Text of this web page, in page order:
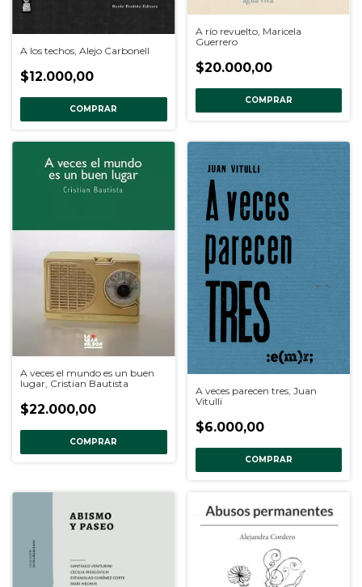
A los techos, Alejo Carbonell
$12.000,00
COMPRAR
A río revuelto, Maricela
Guerrero
$20.000,00
COMPRAR
A veces el mundo es un buen
lugar, Cristian Bautista
$22.000,00
COMPRAR
A veces parecen tres, Juan
Vitulli
$6.000,00
COMPRAR